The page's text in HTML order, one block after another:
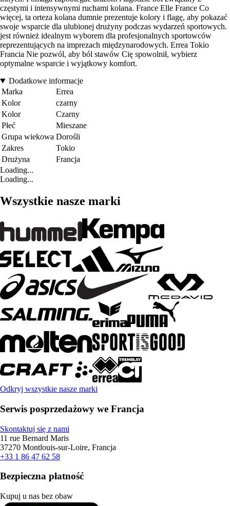
częstymi i intensywnymi ruchami kolana. France Elle France Co
więcej, ta orteza kolana dumnie prezentuje kolory i flagę, aby pokazać
swoje wsparcie dla ulubionej drużyny podczas wydarzeń sportowych.
jest również idealnym wyborem dla profesjonalnych sportowców
reprezentujących na imprezach międzynarodowych. Errea Tokio
Francia Nie pozwól, aby ból stawów Cię spowolnił, wybierz
optymalne wsparcie i wyjątkowy komfort.
Dodatkowe informacje
Marka
Errea
Kolor
czarny
Kolor
Czarny
Płeć
Mieszane
Grupa wiekowa Dorośli
Zakres
Tokio
Drużyna
Francja
Loading...
Loading...
Wszystkie nasze marki
Odkryj wszystkie nasze marki
Serwis posprzedażowy we Francja
Skontaktuj się z nami
11 rue Bernard Maris
37270 Montlouis-sur-Loire, Francja
+33 1 86 47 62 58
Bezpieczna płatność
Kupuj u nas bez obaw